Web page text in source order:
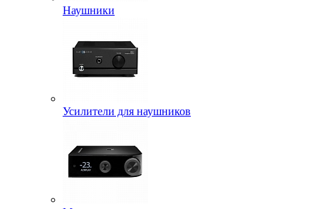
Наушники
Усилители для наушников